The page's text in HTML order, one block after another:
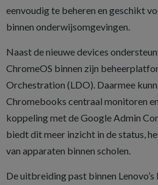
eenvoudig te beheren en geschikt
binnen onderwijsomgevingen.
Naast de nieuwe devices
ChromeOS binnen zijn
Orchestration (LDO). Daarmee
Chromebooks centraal monitoren
koppeling met de Google Admin
biedt dit meer inzicht in de status,
van apparaten binnen scholen.
De uitbreiding past binnen